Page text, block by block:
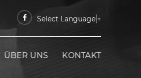
Select Language ▼
ÜBER UNS KONTAKT